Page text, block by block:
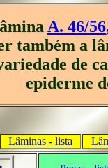
A. 46/56
também a
de
epiderme
Lâminas - lista